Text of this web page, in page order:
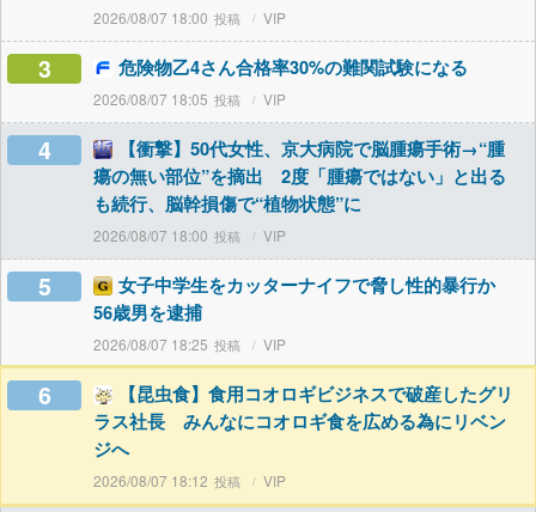
2026/08/07 18:00 VIP
3 危険物乙4さん合格率30%の難関試験になる
2026/08/07 18:05 VIP
4
【衝撃】50代女性、京大病院で脳腫瘍手術→“腫
瘍の無い部位”を摘出 2度「腫瘍ではない」と出る
も続行、脳幹損傷で“植物状態”に
2026/08/07 18:00 VIP
5
女子中学生をカッターナイフで脅し性的暴行か
56歳男を逮捕
2026/08/07 18:25 VIP
6
【昆虫食】食用コオロギビジネスで破産したグリ
ラス社長 みんなにコオロギ食を広める為にリベン
ジへ
2026/08/07 18:12 VIP